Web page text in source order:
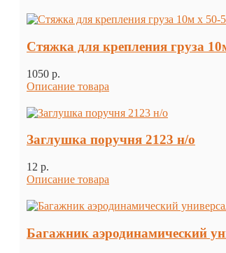
Стяжка для крепления груза
1050 p.
Описание товара
Заглушка поручня 2123 н/о
12 p.
Описание товара
Багажник аэродинамический